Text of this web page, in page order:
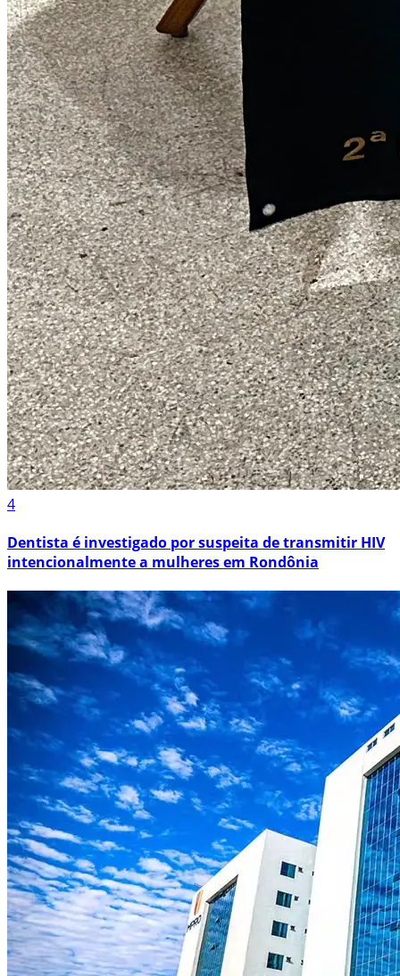
4
Dentista é investigado por suspeita de transmitir HIV
intencionalmente a mulheres em Rondônia